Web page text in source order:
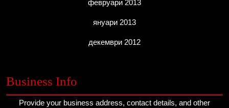
февруари 2013
януари 2013
декември 2012
Business Info
Provide your business address, contact details, and other